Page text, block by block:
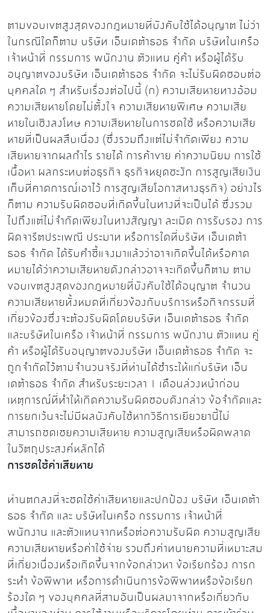
ตามขอบเขตสูงสุดของกฎหมายที่บังคับใช้ได้อนุญาต ไม่ว่า
ในกรณีใดก็ตาม บริษัท เอ็นเดต้าธอธ จำกัด บริษัทในเครือ
เจ้าหน้าที่ กรรมการ พนักงาน ตัวแทน คู่ค้า หรือผู้ได้รับ
อนุญาตของบริษัท เอ็นเดต้าธอธ จำกัด จะไม่รับผิดชอบต่อ
บุคคลใด ๆ สำหรับเรื่องต่อไปนี้ (ก) ความเสียหายทางอ้อม
ความเสียหายโดยไม่ตั้งใจ ความเสียหายพิเศษ ความเสีย
หายในเชิงลงโทษ ความเสียหายในการชดใช้ หรือความเสีย
หายที่เป็นผลสืบเนื่อง (ซึ่งรวมถึงแต่ไม่จำกัดเพียง ความ
เสียหายจากผลกำไร รายได้ การค้าขาย ค่าความนิยม การใช้
เนื้อหา ผลกระทบต่อธุรกิจ ธุรกิจหยุดชะงัก การสูญเสียเงิน
เก็บที่คาดการณ์เอาไว้ การสูญเสียโอกาสทางธุรกิจ) อย่างไร
ก็ตาม ความรับผิดชอบที่เกิดขึ้นในทางที่จะเป็นได้ ซึ่งรวม
ไปถึงแต่ไม่จำกัดเพียงในทางสัญญา ละเมิด การรับรอง การ
ผิดจารีตประเพณี ประมาท หรือการใดที่บริษัท เอ็นเดต้า
ธอธ จำกัด ได้รับคำชี้แจงมาแล้วว่าอาจเกิดขึ้นได้หรือคาด
หมายได้ว่าความเสียหายดังกล่าวอาจจะเกิดขึ้นก็ตาม ตาม
ขอบเขตสูงสุดของกฎหมายที่บังคับใช้ได้อนุญาต จำนวน
ความเสียหายทั้งหมดที่เกี่ยวข้องกับบริการหรือกิจกรรมที่
เกี่ยวข้องซึ่งจะต้องรับผิดโดยบริษัท เอ็นเดต้าธอธ จำกัด
และบริษัทในเครือ เจ้าหน้าที่ กรรมการ พนักงาน ตัวแทน คู่
ค้า หรือผู้ได้รับอนุญาตของบริษัท เอ็นเดต้าธอธ จำกัด จะ
ถูกจำกัดไว้ตามจำนวนจริงที่ท่านได้ชำระให้แก่บริษัท เอ็น
เดต้าธอธ จำกัด สำหรับระยะเวลา 1 เดือนล่วงหน้าก่อน
เหตุการณ์ที่ทำให้เกิดความรับผิดชอบดังกล่าว ข้อจำกัดและ
การยกเว้นจะไม่มีผลบังคับใช้หากวิธีการเยียวยานี้ไม่
สามารถชดเชยความเสียหาย ความสูญเสียหรือผิดพลาด
ในวัตถุประสงค์หลักได้
การชดใช้ค่าเสียหาย
ท่านตกลงที่จะชดใช้ค่าเสียหายและปกป้อง บริษัท เอ็นเดต้า
ธอธ จำกัด และ บริษัทในเครือ กรรมการ เจ้าหน้าที่
พนักงาน และตัวแทนจากหรือต่อความรับผิด ความสูญเสีย
ความเสียหายหรือค่าใช้จ่าย รวมถึงค่าทนายความที่เหมาะสม
ที่เกี่ยวเนื่องหรือเกิดขึ้นจากข้อกล่าวหา ข้อเรียกร้อง การก
ระทำ ข้อพิพาท หรือการดำเนินการข้อพิพาทหรือข้อเรียก
ร้องใด ๆ ของบุคคลที่สามอันเป็นผลมาจากหรือเกี่ยวกับ